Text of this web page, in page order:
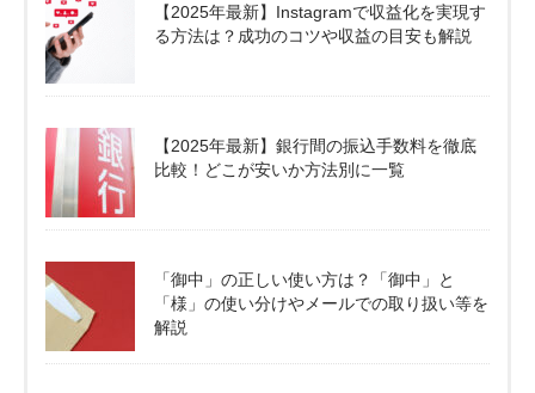
【2025年最新】Instagramで収益化を実現す
る方法は？成功のコツや収益の目安も解説
【2025年最新】銀行間の振込手数料を徹底
比較！どこが安いか方法別に一覧
「御中」の正しい使い方は？「御中」と
「様」の使い分けやメールでの取り扱い等を
解説